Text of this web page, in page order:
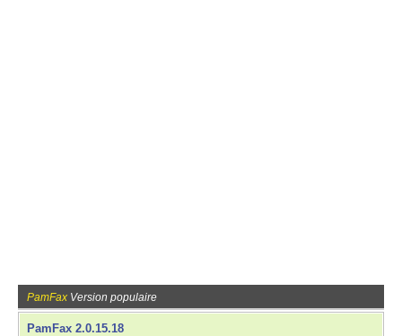
PamFax Version populaire
PamFax 2.0.15.18